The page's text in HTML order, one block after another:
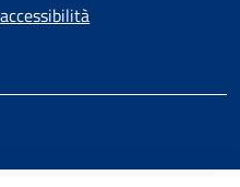
accessibilità